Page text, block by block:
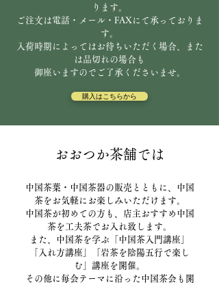
ります。
ご注文は電話・メール・FAXにて承っておりま
す。
入荷時期によってはお待ちいただく場合、また
は品切れの場合も
御座いますのでご了承くださいませ。
購入はこちらから
おおつか茶舗では
中国茶葉・中国茶器の販売とともに、中国
茶をお気軽にお楽しみいただけます。
中国茶が初めての方も、店主おすすめ中国
茶を工夫茶でお入れ致します。
また、中国茶を学ぶ「中国茶入門講座」
「入れ方講座」「岩茶を陰陽五行で楽し
む」講座を開催。
その他に毎会テーマに沿った中国茶会も開